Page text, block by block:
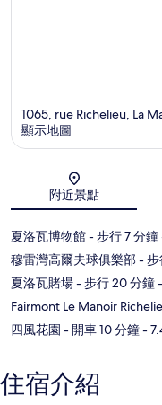
1065, rue Richelieu, La
顯示地圖
附近景點
夏洛瓦博物館- 步行 7 分鐘
穆雷灣高爾夫球俱樂部- 步
夏洛瓦賭場- 步行 20 分鐘
Fairmont Le Manoir
四風花園 - 開車 10 分鐘-
住宿介紹